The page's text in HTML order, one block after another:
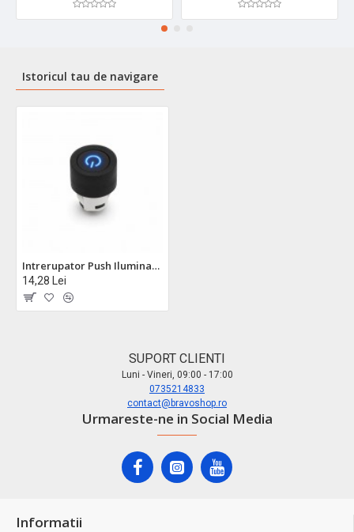
Istoricul tau de navigare
Intrerupator Push Iluminat Albastru 4 Contacte 12,5mm cu Membrana Cauciuc DALBI
14,28 Lei
SUPORT CLIENTI
Luni - Vineri, 09:00 - 17:00
0735214833
contact@bravoshop.ro
Urmareste-ne in Social Media
Informatii